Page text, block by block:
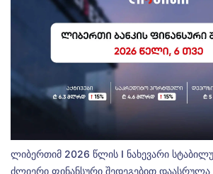
ლიბერთიმ 2026 წლის I ნახევარი
ძლიერი ფინანსური შედეგებით დაასრულა